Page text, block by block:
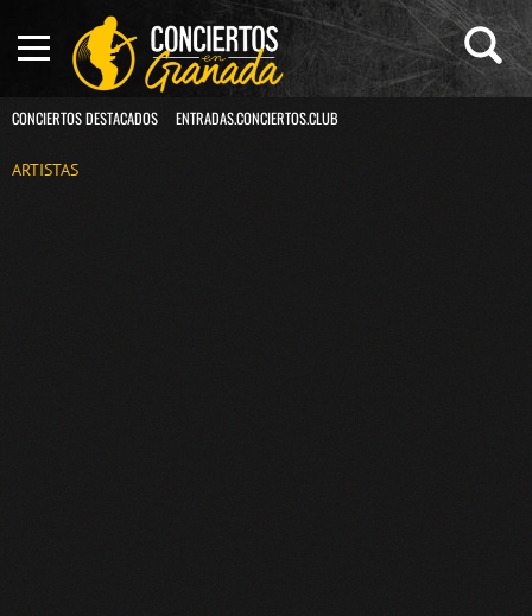
CONCIERTOS DESTACADOS ENTRADAS.CONCIERTOS.CLUB
ARTISTAS